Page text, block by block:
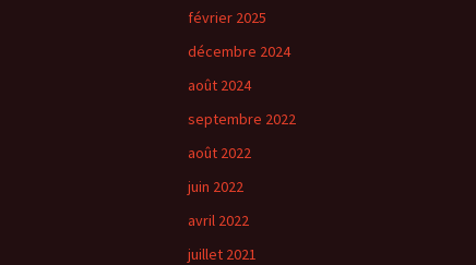
février 2025
décembre 2024
août 2024
septembre 2022
août 2022
juin 2022
avril 2022
juillet 2021